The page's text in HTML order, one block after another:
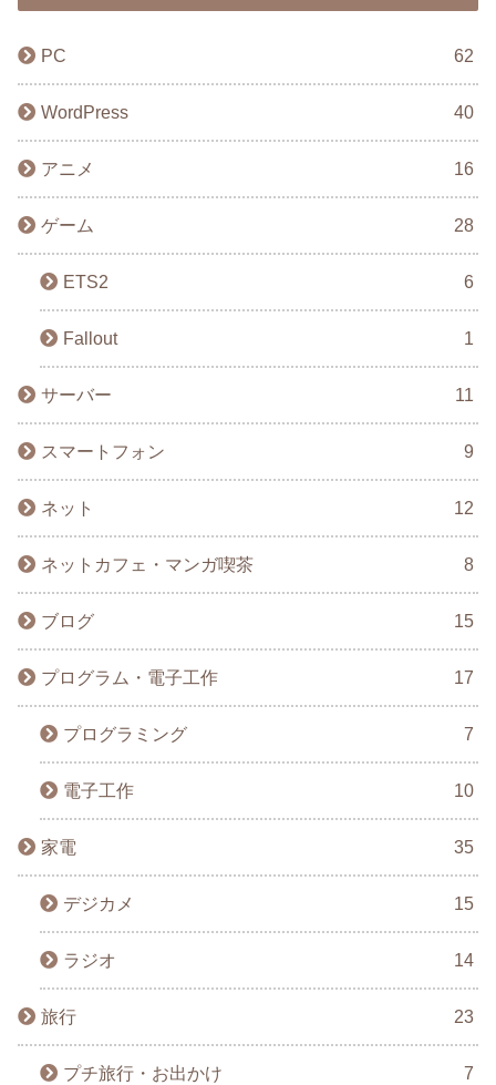
PC 62
WordPress 40
アニメ 16
ゲーム 28
ETS2 6
Fallout 1
サーバー 11
スマートフォン 9
ネット 12
ネットカフェ・マンガ喫茶 8
ブログ 15
プログラム・電子工作 17
プログラミング 7
電子工作 10
家電 35
デジカメ 15
ラジオ 14
旅行 23
プチ旅行・お出かけ 7